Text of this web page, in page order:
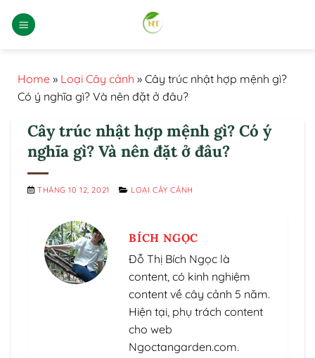
qua
Home » Loại Cây cảnh » Cây trúc nhật hợp mệnh gì?
Có ý nghĩa gì? Và nên đặt ở đâu?
Cây trúc nhật hợp mệnh gì? Có ý
nghĩa gì? Và nên đặt ở đâu?
THÁNG 10 12, 2021 LOẠI CÂY CẢNH
BÍCH NGỌC
Đỗ Thị Bích Ngọc là
content, có kinh nghiệm
content về cây cảnh 5 năm.
Hiện tại, phụ trách content
cho web
Ngoctangarden.com.